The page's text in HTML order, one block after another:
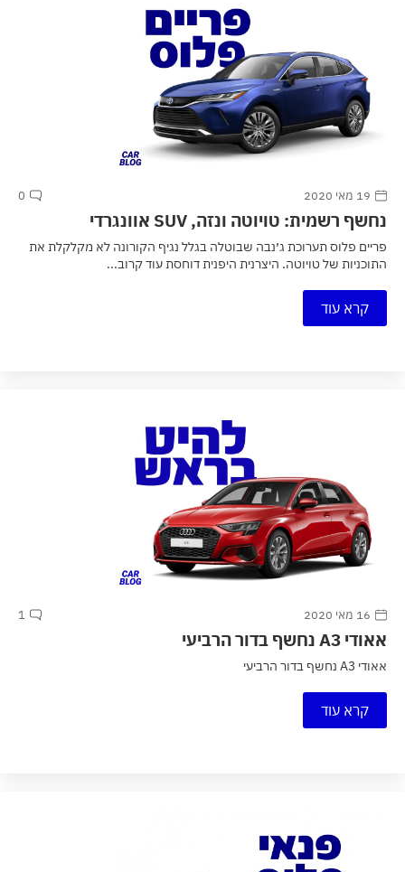
19 מאי 2020 0
נחשף רשמית: טויוטה ונזה, SUV אוונגרדי
פריים פלוס תערוכת ג׳נבה שבוטלה בגלל נגיף הקורונה לא מקלקלת את
התוכניות של טויוטה. היצרנית היפנית דוחסת עוד קרוב...
קרא עוד
16 מאי 2020 1
אאודי A3 נחשף בדור הרביעי
אאודי A3 נחשף בדור הרביעי
קרא עוד